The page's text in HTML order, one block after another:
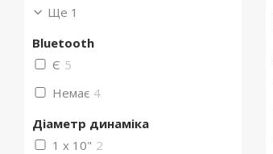
Ще 1
Bluetooth
Є 5
Немає 4
Діаметр динаміка
1 x 10" 2